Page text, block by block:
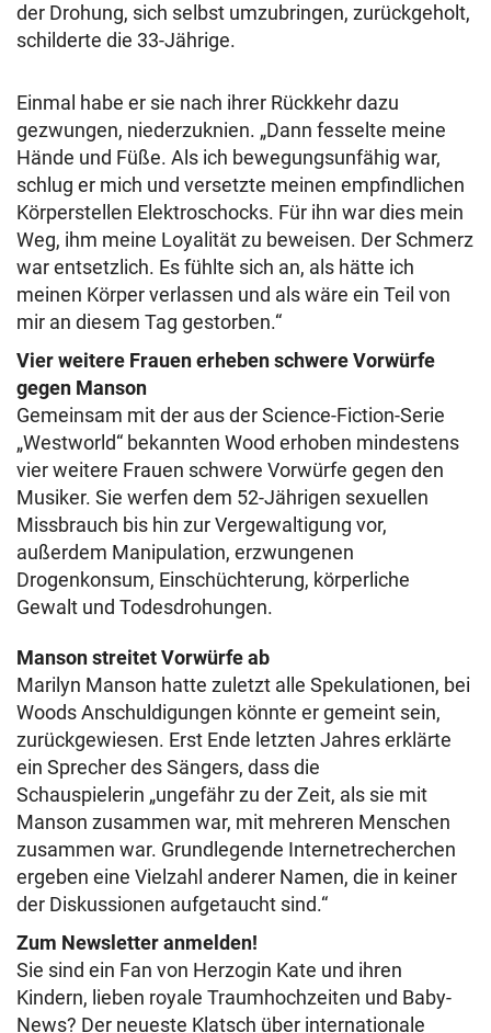
der Drohung, sich selbst umzubringen, zurückgeholt,
schilderte die 33-Jährige.
Einmal habe er sie nach ihrer Rückkehr dazu
gezwungen, niederzuknien. „Dann fesselte meine
Hände und Füße. Als ich bewegungsunfähig war,
schlug er mich und versetzte meinen empfindlichen
Körperstellen Elektroschocks. Für ihn war dies mein
Weg, ihm meine Loyalität zu beweisen. Der Schmerz
war entsetzlich. Es fühlte sich an, als hätte ich
meinen Körper verlassen und als wäre ein Teil von
mir an diesem Tag gestorben.“
Vier weitere Frauen erheben schwere Vorwürfe
gegen Manson
Gemeinsam mit der aus der Science-Fiction-Serie
„Westworld“ bekannten Wood erhoben mindestens
vier weitere Frauen schwere Vorwürfe gegen den
Musiker. Sie werfen dem 52-Jährigen sexuellen
Missbrauch bis hin zur Vergewaltigung vor,
außerdem Manipulation, erzwungenen
Drogenkonsum, Einschüchterung, körperliche
Gewalt und Todesdrohungen.
Manson streitet Vorwürfe ab
Marilyn Manson hatte zuletzt alle Spekulationen, bei
Woods Anschuldigungen könnte er gemeint sein,
zurückgewiesen. Erst Ende letzten Jahres erklärte
ein Sprecher des Sängers, dass die
Schauspielerin „ungefähr zu der Zeit, als sie mit
Manson zusammen war, mit mehreren Menschen
zusammen war. Grundlegende Internetrecherchen
ergeben eine Vielzahl anderer Namen, die in keiner
der Diskussionen aufgetaucht sind.“
Zum Newsletter anmelden!
Sie sind ein Fan von Herzogin Kate und ihren
Kindern, lieben royale Traumhochzeiten und Baby-
News? Der neueste Klatsch über internationale